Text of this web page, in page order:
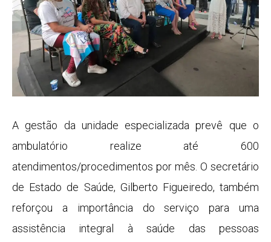
A gestão da unidade especializada prevê que o
ambulatório realize até 600
atendimentos/procedimentos por mês. O secretário
de Estado de Saúde, Gilberto Figueiredo, também
reforçou a importância do serviço para uma
assistência integral à saúde das pessoas